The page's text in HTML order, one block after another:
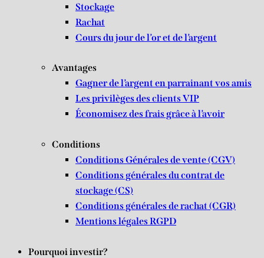
Stockage
Rachat
Cours du jour de l’or et de l’argent
Avantages
Gagner de l’argent en parrainant vos amis
Les privilèges des clients VIP
Économisez des frais grâce à l’avoir
Conditions
Conditions Générales de vente (CGV)
Conditions générales du contrat de
stockage (CS)
Conditions générales de rachat (CGR)
Mentions légales RGPD
Pourquoi investir?